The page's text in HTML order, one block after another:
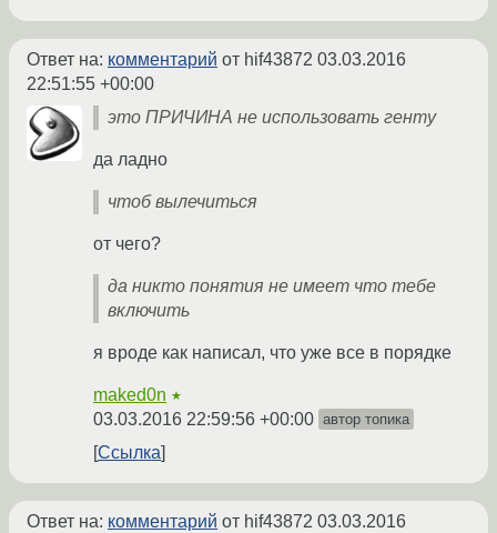
Ответ на: комментарий от hif43872 03.03.2016
22:51:55 +00:00
это ПРИЧИНА не использовать генту
да ладно
чтоб вылечиться
от чего?
да никто понятия не имеет что тебе
включить
я вроде как написал, что уже все в порядке
maked0n ★
03.03.2016 22:59:56 +00:00 автор топика
Ссылка
Ответ на: комментарий от hif43872 03.03.2016